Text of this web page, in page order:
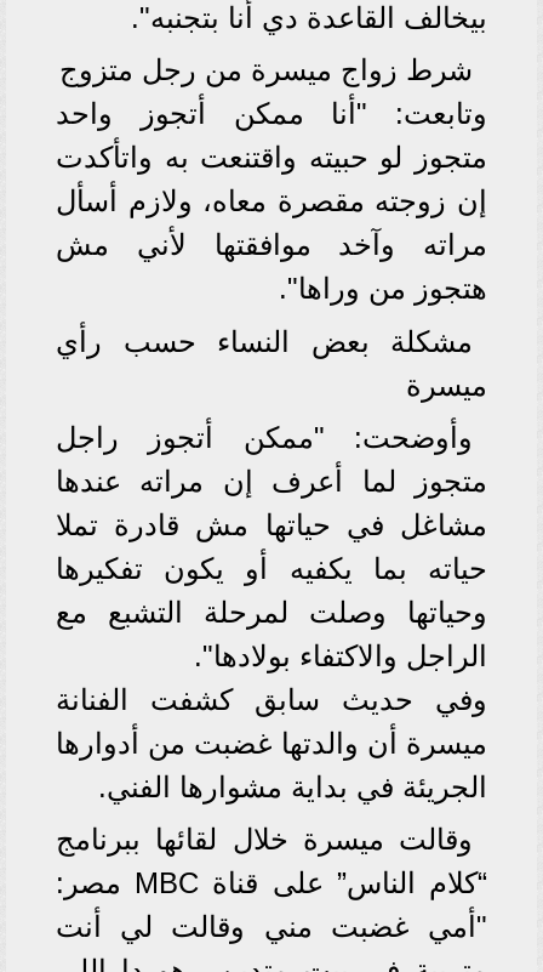
بيخالف القاعدة دي أنا بتجنبه".
شرط زواج ميسرة من رجل متزوج
وتابعت: "أنا ممكن أتجوز واحد
متجوز لو حبيته واقتنعت به واتأكدت
إن زوجته مقصرة معاه، ولازم أسأل
مراته وآخد موافقتها لأني مش
هتجوز من وراها".
مشكلة بعض النساء حسب رأي
ميسرة
وأوضحت: "ممكن أتجوز راجل
متجوز لما أعرف إن مراته عندها
مشاغل في حياتها مش قادرة تملا
حياته بما يكفيه أو يكون تفكيرها
وحياتها وصلت لمرحلة التشبع مع
الراجل والاكتفاء بولادها".
وفي حديث سابق كشفت الفنانة
ميسرة أن والدتها غضبت من أدوارها
الجريئة في بداية مشوارها الفني.
وقالت ميسرة خلال لقائها ببرنامج
“كلام الناس” على قناة MBC مصر:
"أمي غضبت مني وقالت لي أنت